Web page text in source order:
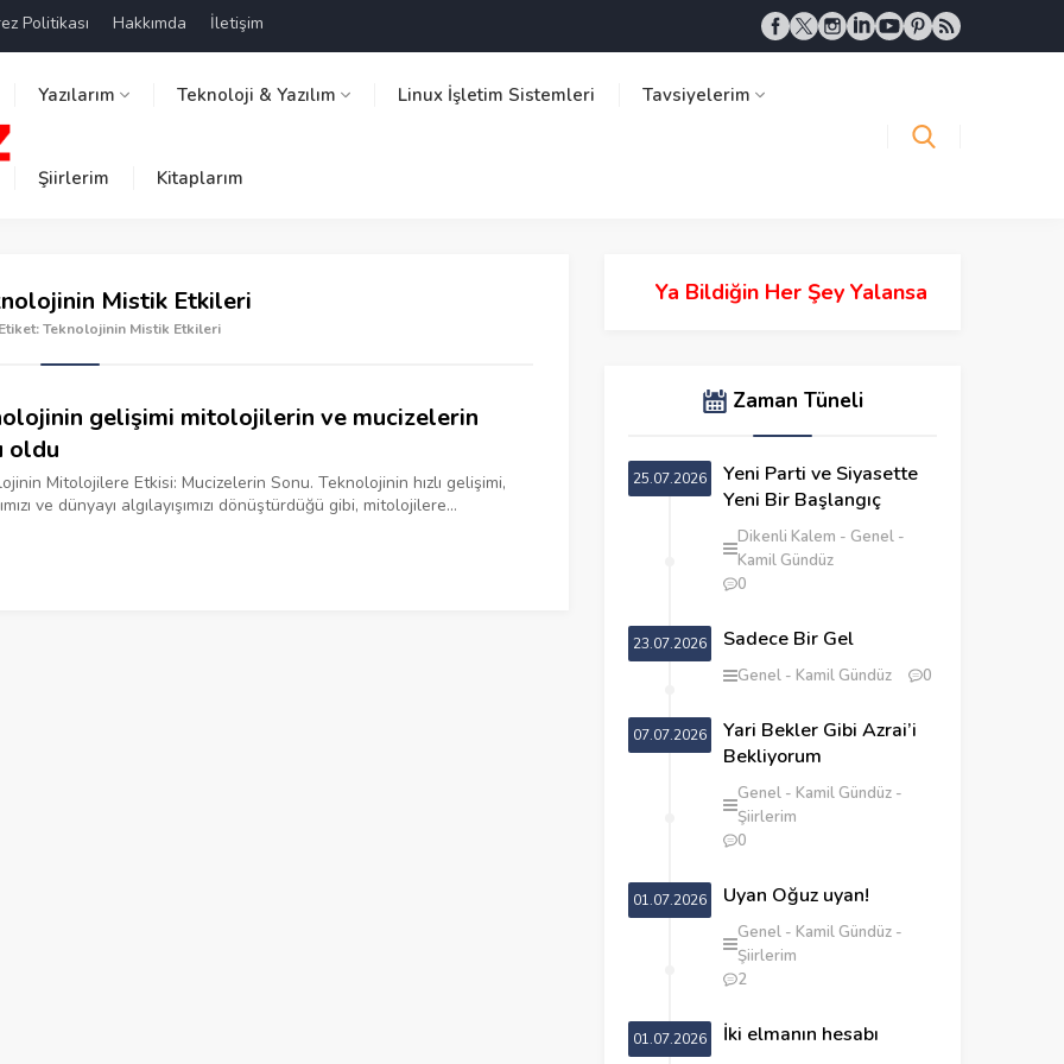
Politikası Hakkımda İletişim
Yazılarım Teknoloji & Yazılım Linux İşletim Sistemleri Tavsiyelerim
Şiirlerim Kitaplarım
Mistik Etkileri
Teknolojinin Mistik Etkileri
gelişimi mitolojilerin ve mucizelerin
oldu
Mitolojilere Etkisi: Mucizelerin Sonu. Teknolojinin hızlı gelişimi,
ve dünyayı algılayışımızı dönüştürdüğü gibi, mitolojilere...
Ya Bildiğin Her Şey Yalansa
Zaman Tüneli
25.07.2026
Yeni Parti ve Siyasette
Yeni Bir Başlangıç
Dikenli Kalem
Genel
Kamil Gündüz
0
23.07.2026 Sadece Bir Gel
Genel Kamil Gündüz 0
07.07.2026
Yari Bekler Gibi Azrai’i
Bekliyorum
Genel
Kamil Gündüz
Şiirlerim
0
01.07.2026 Uyan Oğuz uyan!
Genel
Kamil Gündüz
Şiirlerim
2
01.07.2026 İki elmanın hesabı